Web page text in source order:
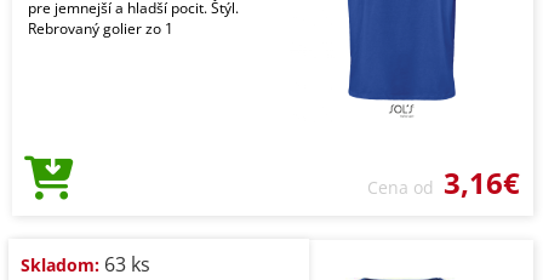
pre jemnejší a hladší pocit. Štýl.
Rebrovaný golier zo 1
Cena od 3,16€
Skladom: 63 ks